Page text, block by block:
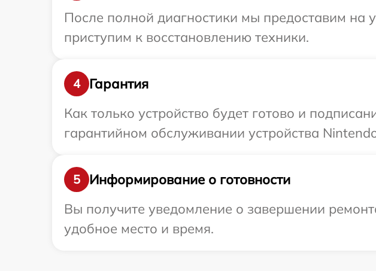
После полной диагностики мы предоставим на
приступим к восстановлению техники.
4
Гарантия
Как только устройство будет готово и
гарантийном обслуживании устройства
5
Информирование о готовности
Вы получите уведомление о завершении
удобное место и время.